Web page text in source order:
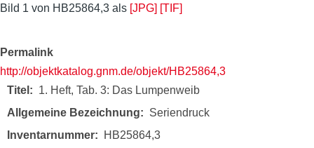
Bild 1 von HB25864,3 als [JPG] [TIF]
Permalink
http://objektkatalog.gnm.de/objekt/HB25864,3
Titel
1. Heft, Tab. 3: Das Lumpenweib
Allgemeine Bezeichnung
Seriendruck
Inventarnummer
HB25864,3